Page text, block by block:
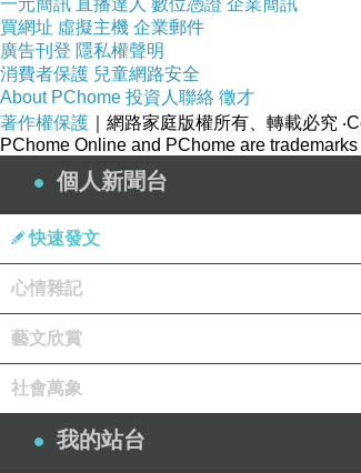
一元簡訊 直播達人 數位憑證 企業簡訊
買網址 虛擬主機 企業郵件
廣告刊登 隱私權聲明
消費者保護 兒童網路安全
About PChome 投資人聯絡 徵才
著作權保護 ｜網路家庭版權所有、轉載必究
PChome Online and PChome are
個人新聞台
快速發文
心情雜記
藝文欣賞
社會萬象
我的站台